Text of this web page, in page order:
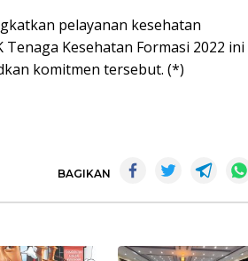
pelayanan kesehatan
Kesehatan Formasi 2022 ini
komitmen tersebut. (*)
BAGIKAN